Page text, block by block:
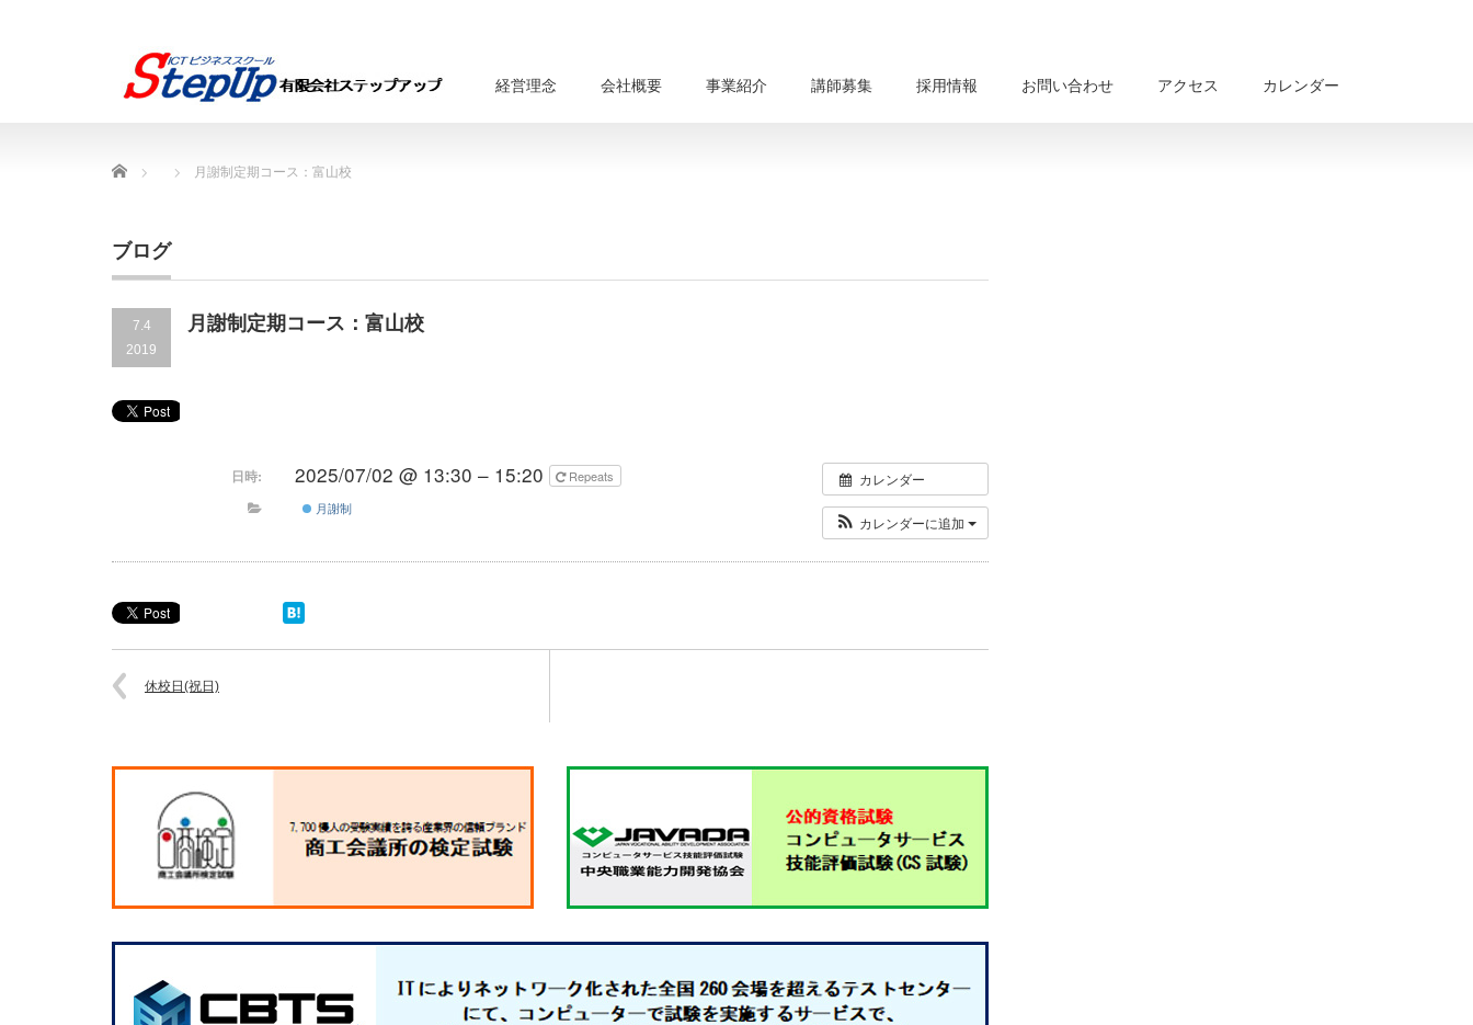
経営理念 会社概要 事業紹介 講師募集 採用情報 お問い合わせ アクセス カレンダー
Home 月謝制定期コース：富山校
ブログ
7.4
2019
月謝制定期コース：富山校
カレンダー
カレンダーに追加
日時: 2025/07/02 @ 13:30 – 15:20
Repeats
月謝制
休校日(祝日)